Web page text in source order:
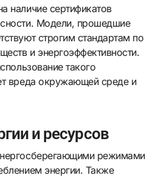
наличие сертификатов
Модели, прошедшие
строгим стандартам по
и энергоэффективности.
такого
вреда окружающей среде и
и ресурсов
режимами
энергии. Также